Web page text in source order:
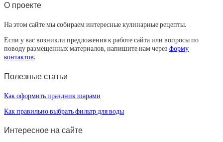
О проекте
На этом сайте мы собираем интересные кулинарные рецепты.
Если у вас возникли предложения к работе сайта или вопросы по
поводу размещенных материалов, напишите нам через форму
контактов.
Полезные статьи
Как оформить праздник шарами
Как правильно выбрать фильтр для воды
Интересное на сайте